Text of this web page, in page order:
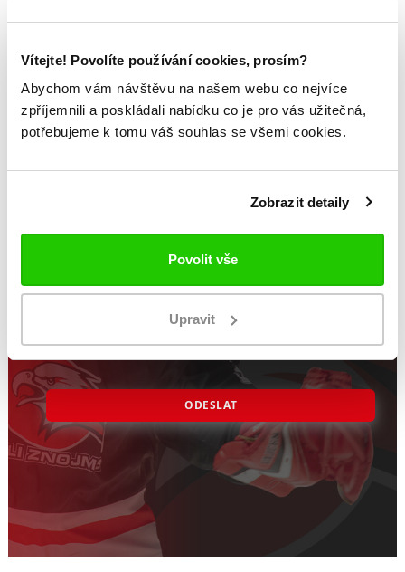
Vítejte! Povolíte používání cookies, prosím?
Abychom vám návštěvu na našem webu co nejvíce
zpříjemnili a poskládali nabídku co je pro vás užitečná,
potřebujeme k tomu váš souhlas se všemi cookies.
Zobrazit detaily
Povolit vše
Upravit
399 Kč
Vychytejte
všechny novinky,
akce a výprodeje
Souhlasím se zpracováním
ODESLAT